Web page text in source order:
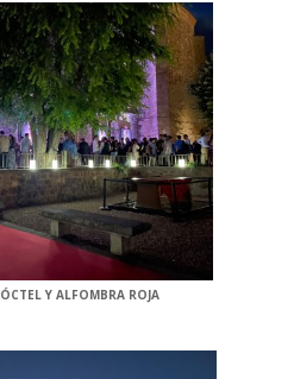
Y ALFOMBRA ROJA